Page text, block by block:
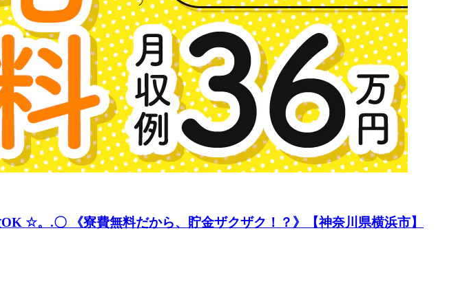
☆。.〇 《寮費無料だから、貯金ザクザク！？》【神奈川県横浜市】